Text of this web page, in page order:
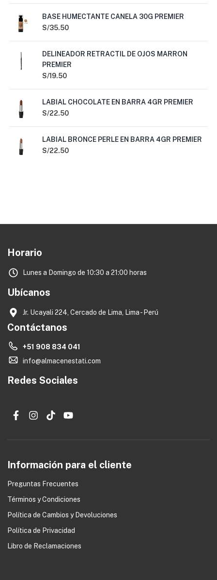
BASE HUMECTANTE CANELA 30G PREMIER
S/35.50
DELINEADOR RETRACTIL DE OJOS MARRON
PREMIER
S/19.50
LABIAL CHOCOLATE EN BARRA 4GR PREMIER
S/22.50
LABIAL BRONCE PERLE EN BARRA 4GR PREMIER
S/22.50
Horario
Lunes a Domingo de 10:30 a 21:00 horas
Ubícanos
Jr. Ucayali 224, Cercado de Lima, Lima - Perú
Contáctanos
+51 908 834 041
info@almacenestati.com
Redes Sociales
Información para el cliente
Preguntas Frecuentes
Términos y Condiciones
Política de Cambios y Devoluciones
Política de Privacidad
Libro de Reclamaciones